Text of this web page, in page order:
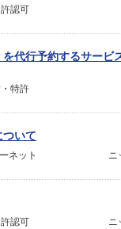
認可
代行予約するサービ
特許
いて
ネット ニ
認可 ニ